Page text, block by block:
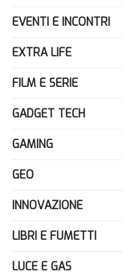
EVENTI E INCONTRI
EXTRA LIFE
FILM E SERIE
GADGET TECH
GAMING
GEO
INNOVAZIONE
LIBRI E FUMETTI
LUCE E GAS